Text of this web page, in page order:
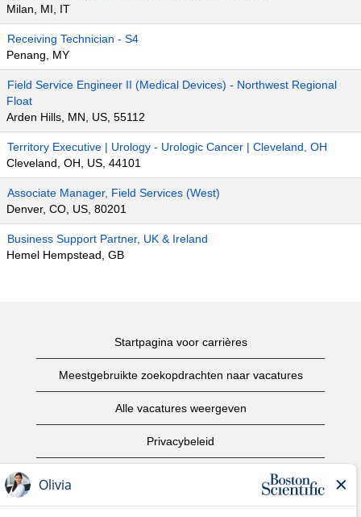
Milan, MI, IT
Receiving Technician - S4
Penang, MY
Field Service Engineer II (Medical Devices) - Northwest Regional
Float
Arden Hills, MN, US, 55112
Territory Executive | Urology - Urologic Cancer | Cleveland, OH
Cleveland, OH, US, 44101
Associate Manager, Field Services (West)
Denver, CO, US, 80201
Business Support Partner, UK & Ireland
Hemel Hempstead, GB
Startpagina voor carrières
Meestgebruikte zoekopdrachten naar vacatures
Alle vacatures weergeven
Privacybeleid
Copyright informatie